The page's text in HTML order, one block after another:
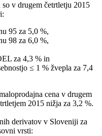
v drugem četrtletju 2015
95 za 5,0 %,
98 za 6,0 %,
za 4,3 % in
≤ 1 % žvepla za 7,4
cena v drugem
2015 nižja za 3,2 %.
derivatov v Sloveniji za
vrsti: